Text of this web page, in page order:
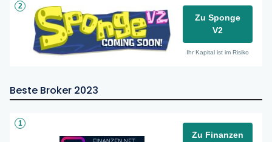
2
Zu Sponge
V2
Ihr Kapital ist im Risiko
Beste Broker 2023
1
Zu Finanzen